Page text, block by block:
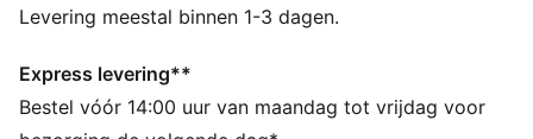
ALLE INS EN OUTS
minstens 20% gerecyclede materialen
DETAILS
Normale breedte
Levering meestal binnen 1-3 dagen.
Express levering**
Bestel vóór 14:00 uur van maandag tot vrijdag voor